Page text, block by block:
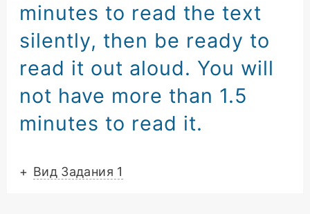
minutes to read the text
silently, then be ready to
read it out aloud. You will
not have more than 1.5
minutes to read it.
+ Вид Задания 1